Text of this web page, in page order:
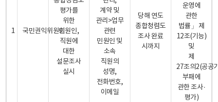
1 국민권익위원회
평가를
위한
민원인,
직원에
대한
설문조사
실시
계약 및
관리>업무
관련
민원인 및
소속
직원의
성명,
전화번호,
이메일
당해 연도
종합청렴도
조사 완료
시까지
운영에
관한
법률」 제
12조(기능)
및
제
27조의2(공공
부패에
관한 조사·
평가)